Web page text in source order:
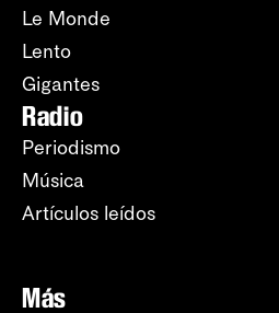
Le Monde
Lento
Gigantes
Radio
Periodismo
Música
Artículos leídos
Más